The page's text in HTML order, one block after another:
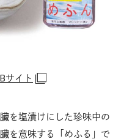
サイト
を塩漬けにした珍味中の
を意味する「めふる」で